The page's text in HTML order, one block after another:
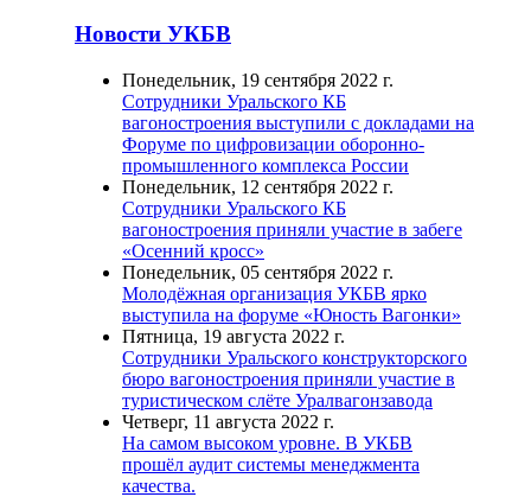
Новости УКБВ
Понедельник, 19 сентября 2022 г.
Сотрудники Уральского КБ
вагоностроения выступили с докладами на
Форуме по цифровизации оборонно-
промышленного комплекса России
Понедельник, 12 сентября 2022 г.
Сотрудники Уральского КБ
вагоностроения приняли участие в забеге
«Осенний кросс»
Понедельник, 05 сентября 2022 г.
Молодёжная организация УКБВ ярко
выступила на форуме «Юность Вагонки»
Пятница, 19 августа 2022 г.
Сотрудники Уральского конструкторского
бюро вагоностроения приняли участие в
туристическом слёте Уралвагонзавода
Четверг, 11 августа 2022 г.
На самом высоком уровне. В УКБВ
прошёл аудит системы менеджмента
качества.